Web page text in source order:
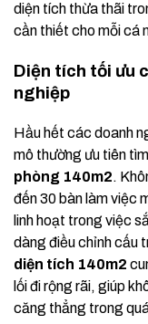
diện tích thừa thãi
cần thiết cho mỗi cá
Diện tích tối ưu
nghiệp
Hầu hết các doanh
mô thường ưu tiên
phòng 140m2.
đến 30 bàn làm việc
linh hoạt trong việc
dàng điều chỉnh cấu
diện tích 140m2
lối đi rộng rãi, giúp
căng thẳng trong